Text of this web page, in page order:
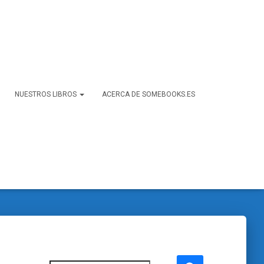
NUESTROS LIBROS ACERCA DE SOMEBOOKS.ES